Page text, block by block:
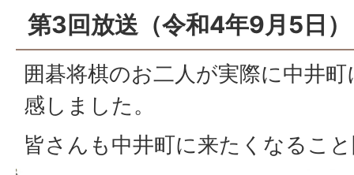
第3回放送（令和4年9月5日）
囲碁将棋のお二人が実際に中井
感しました。
皆さんも中井町に来たくなるこ